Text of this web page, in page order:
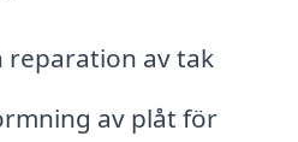
reparation av tak
av plåt för